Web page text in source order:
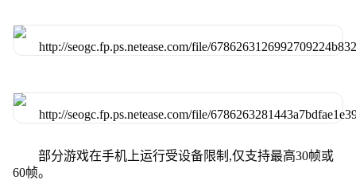
部分游戏在手机上运行受设备限制,仅支持最高30帧或
60帧。